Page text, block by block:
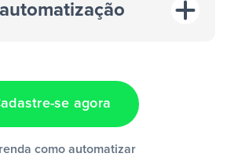
em um anúncio”
se agora
como automatizar